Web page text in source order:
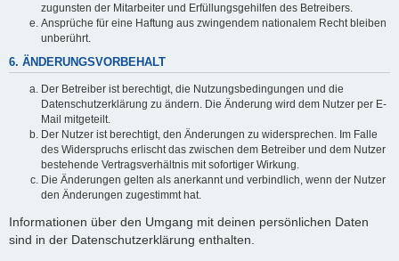
zugunsten der Mitarbeiter und Erfüllungsgehilfen des Betreibers.
Ansprüche für eine Haftung aus zwingendem nationalem Recht bleiben
unberührt.
6. ÄNDERUNGSVORBEHALT
Der Betreiber ist berechtigt, die Nutzungsbedingungen und die
Datenschutzerklärung zu ändern. Die Änderung wird dem Nutzer per E-
Mail mitgeteilt.
Der Nutzer ist berechtigt, den Änderungen zu widersprechen. Im Falle
des Widerspruchs erlischt das zwischen dem Betreiber und dem Nutzer
bestehende Vertragsverhältnis mit sofortiger Wirkung.
Die Änderungen gelten als anerkannt und verbindlich, wenn der Nutzer
den Änderungen zugestimmt hat.
Informationen über den Umgang mit deinen persönlichen Daten
sind in der Datenschutzerklärung enthalten.